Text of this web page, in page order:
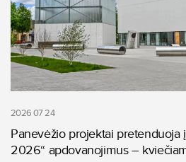
2026 07 24
Panevėžio projektai pretenduoja
2026“ apdovanojimus –